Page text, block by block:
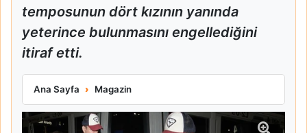
temposunun dört kızının yanında
yeterince bulunmasını engellediğini
itiraf etti.
Ana Sayfa Magazin
Matt Damon Babalık Pişmanlığını İtiraf Etti